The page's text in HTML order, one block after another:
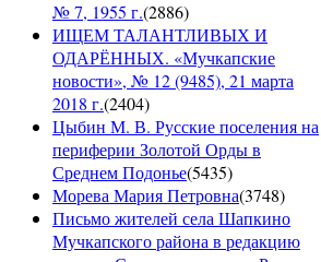
№ 7, 1955 г.(2886)
ИЩЕМ ТАЛАНТЛИВЫХ И
ОДАРЁННЫХ. «Мучкапские
новости», № 12 (9485), 21 марта
2018 г.(2404)
Цыбин М. В. Русские поселения на
периферии Золотой Орды в
Среднем Подонье(5435)
Морева Мария Петровна(3748)
Письмо жителей села Шапкино
Мучкапского района в редакцию